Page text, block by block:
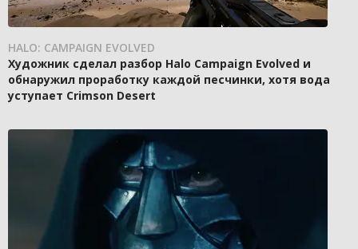
HALO: CAMPAIGN EVOLVED
Художник сделал разбор Halo Campaign Evolved и
обнаружил проработку каждой песчинки, хотя вода
уступает Crimson Desert